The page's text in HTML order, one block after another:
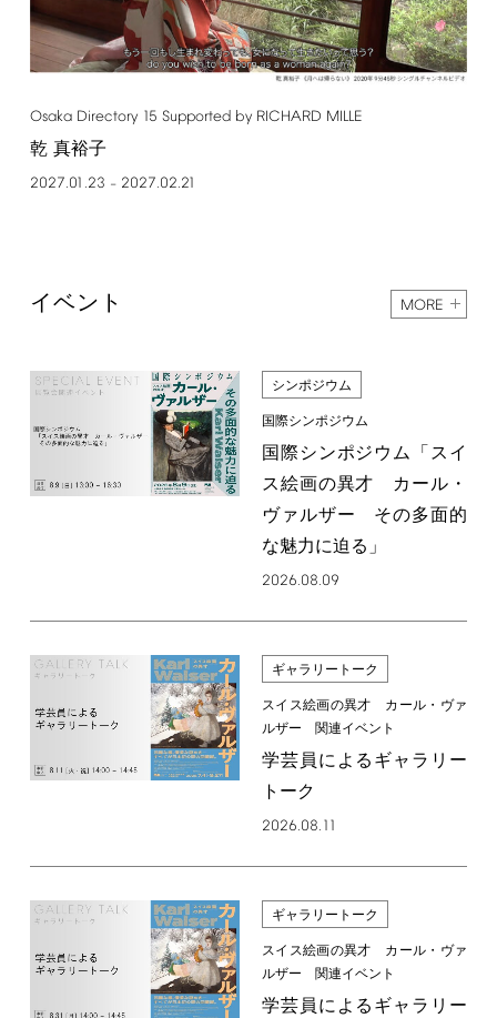
Osaka Directory 15 Supported by RICHARD MILLE
乾 真裕子
2027.01.23 – 2027.02.21
イベント MORE
シンポジウム
国際シンポジウム
国際シンポジウム「スイ
ス絵画の異才 カール・
ヴァルザー その多面的
な魅力に迫る」
2026.08.09
ギャラリートーク
スイス絵画の異才 カール・ヴァ
ルザー 関連イベント
学芸員によるギャラリー
トーク
2026.08.11
ギャラリートーク
スイス絵画の異才 カール・ヴァ
ルザー 関連イベント
学芸員によるギャラリー